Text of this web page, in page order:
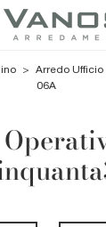
> Arredo Ufficio
06A